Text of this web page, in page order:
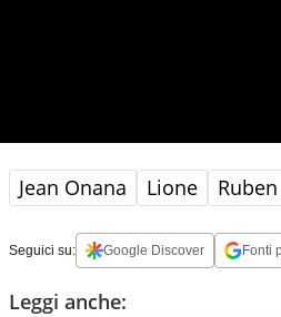
Jean Onana Lione
Seguici su: Google Discover Fonti
Leggi anche: